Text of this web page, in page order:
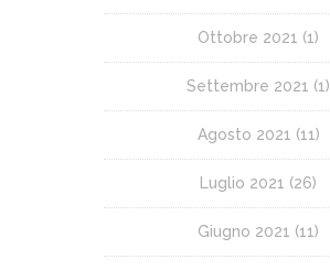
Ottobre 2021 (1)
Settembre 2021 (1)
Agosto 2021 (11)
Luglio 2021 (26)
Giugno 2021 (11)